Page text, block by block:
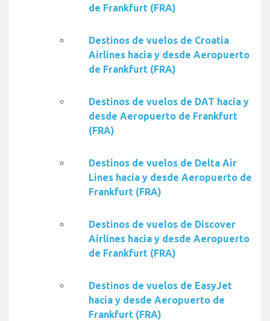
de Frankfurt (FRA)
Destinos de vuelos de Croatia
Airlines hacia y desde Aeropuerto
de Frankfurt (FRA)
Destinos de vuelos de DAT hacia y
desde Aeropuerto de Frankfurt
(FRA)
Destinos de vuelos de Delta Air
Lines hacia y desde Aeropuerto de
Frankfurt (FRA)
Destinos de vuelos de Discover
Airlines hacia y desde Aeropuerto
de Frankfurt (FRA)
Destinos de vuelos de EasyJet
hacia y desde Aeropuerto de
Frankfurt (FRA)